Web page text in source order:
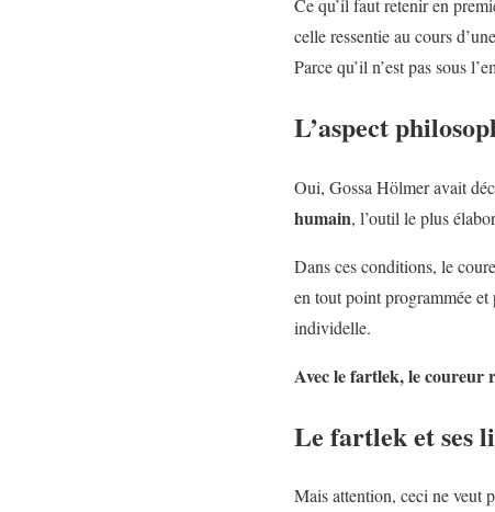
Ce qu’il faut retenir en
celle ressentie au cours
Parce qu’il n’est pas sous
L’aspect
Oui, Gossa Hölmer avait
humain, l’outil le plus
Dans ces conditions, le
en tout point programmée et
individelle.
Avec le fartlek, le coureur
Le fartlek et ses
Mais attention, ceci ne veut